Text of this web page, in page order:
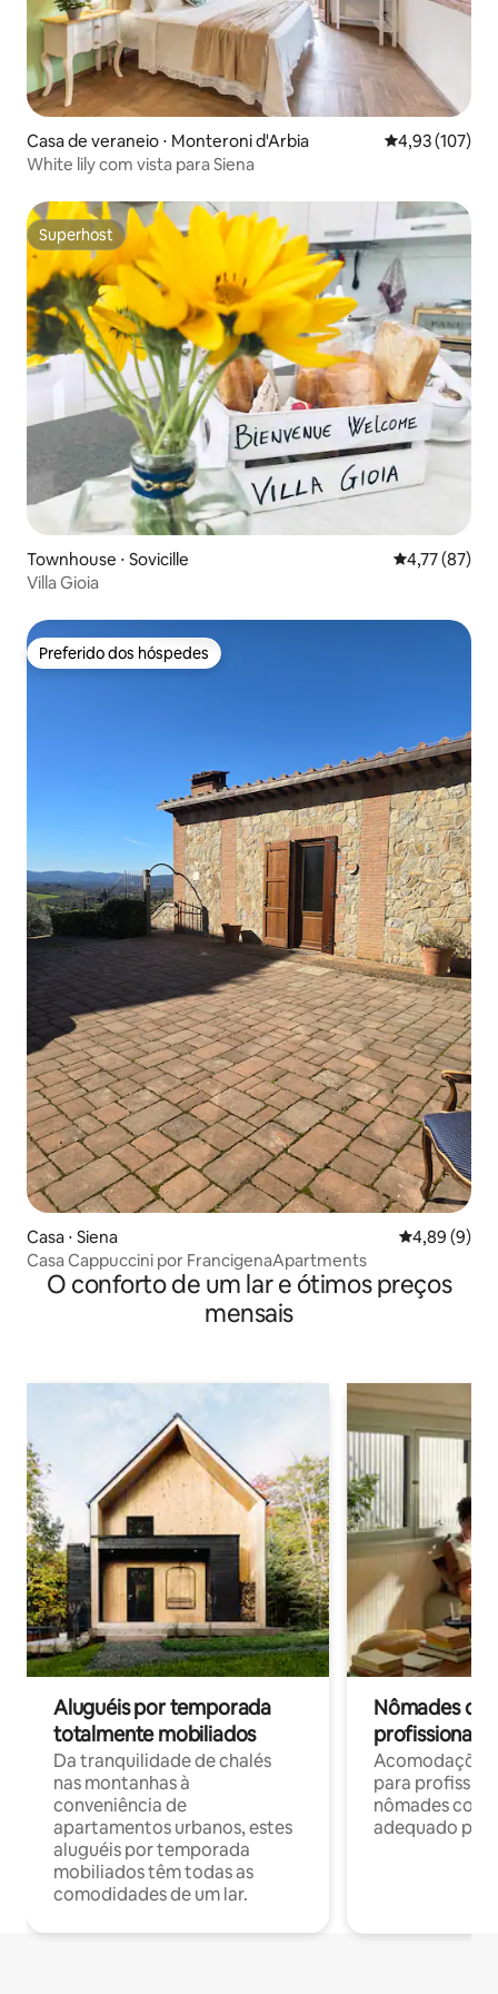
Casa de veraneio ⋅ Monteroni d'Arbia 4,93 de uma
4,93 (107)
White lily com vista para Siena
Superhost
Superhost
Townhouse ⋅ Sovicille 4,77 de uma
4,77 (87)
Villa Gioia
Preferido dos hóspedes
Preferido dos hóspedes
Casa ⋅ Siena 4,89 de uma
4,89 (9)
Casa Cappuccini por FrancigenaApartments
O conforto de um lar e ótimos preços
mensais
Aluguéis por temporada
totalmente mobiliados
Da tranquilidade de chalés
nas montanhas à
conveniência de
apartamentos urbanos, estes
aluguéis por temporada
mobiliados têm todas as
comodidades de um lar.
Nômades
profissionais
para
nômades com
adequado